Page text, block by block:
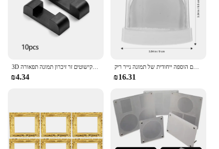
₪4.34
שלג כדור שלג תמונה מסגרת מתנה חדשה בשנה חדשה פלסטיק שלג שלג פלסטיק עם הוספה ייחודית של תמונה נייר ריק diy ריק תמונה כדור שלג
₪16.31